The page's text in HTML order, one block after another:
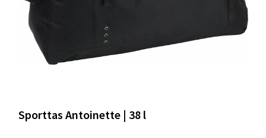
Sporttas Antoinette | 38 l